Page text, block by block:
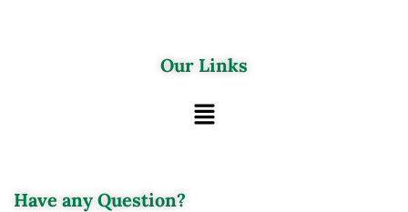
Our Links
Have any Question?